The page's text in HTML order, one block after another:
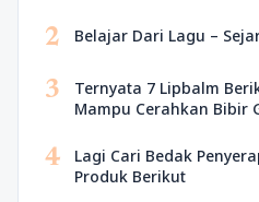
2 Belajar Dari Lagu –
3
Ternyata 7 Lipbalm
Mampu Cerahkan Bibir
4
Lagi Cari Bedak
Produk Berikut